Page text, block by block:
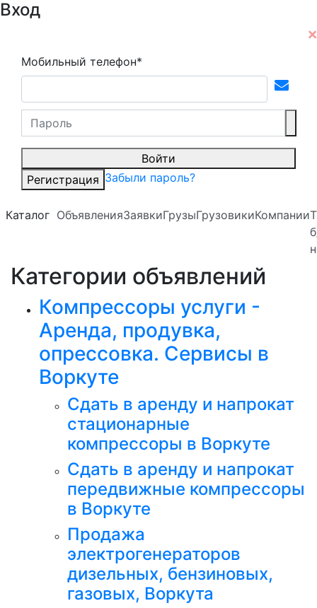
Вход
Мобильный телефон*
Войти
Регистрация Забыли пароль?
Каталог ОбъявленияЗаявкиГрузыГрузовикиКомпании
Категории объявлений
Компрессоры услуги -
Аренда, продувка,
опрессовка. Сервисы в
Воркуте
Сдать в аренду и напрокат
стационарные
компрессоры в Воркуте
Сдать в аренду и напрокат
передвижные компрессоры
в Воркуте
Продажа
электрогенераторов
дизельных, бензиновых,
газовых, Воркута